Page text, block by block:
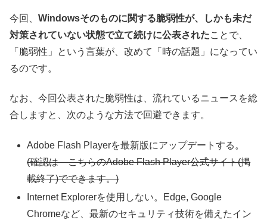
今回、 Windowsそのものに関する脆弱性が、しかも未だ
対策されていない状態で立て続けに公表されたことで、
「脆弱性」という言葉が、改めて「時の話題」になってい
るのです。
なお、今回公表された脆弱性は、流れているニュースを総
合しますと、次のような方法で回避できます。
Adobe Flash Playerを最新版にアップデートする。
(確認は こちらのAdobe Flash Player公式サイト(掲
載終了)でできます。)
Internet Explorerを使用しない。Edge, Google
Chromeなど、最新のセキュリティ技術を備えたイン